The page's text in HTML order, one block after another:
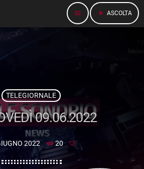
menu play_arrow ASCOLTA
TELEGIORNALE
09.06.2022
2022 20